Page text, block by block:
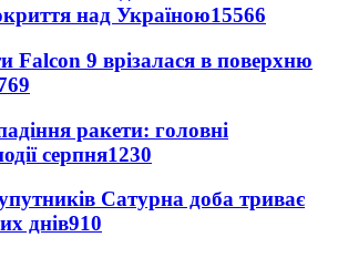
над Україною15566
Falcon 9 врізалася в поверхню
ракети: головні
серпня1230
Сатурна доба триває
днів910